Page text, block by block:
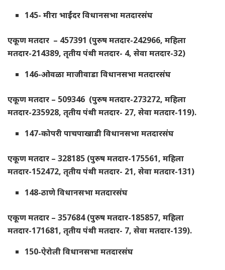
145- मीरा भाईंदर विधानसभा मतदारसंघ
एकूण मतदार – 457391 (पुरुष मतदार-242966, महिला
मतदार-214389, तृतीय पंथी मतदार- 4, सेवा मतदार-32)
146-ओवळा माजीवाडा विधानसभा मतदारसंघ
एकूण मतदार – 509346 (पुरुष मतदार-273272, महिला
मतदार-235928, तृतीय पंथी मतदार- 27, सेवा मतदार-119).
147-कोपरी पाचपाखाडी विधानसभा मतदारसंघ
एकूण मतदार – 328185 (पुरुष मतदार-175561, महिला
मतदार-152472, तृतीय पंथी मतदार- 21, सेवा मतदार-131)
148-ठाणे विधानसभा मतदारसंघ
एकूण मतदार – 357684 (पुरुष मतदार-185857, महिला
मतदार-171681, तृतीय पंथी मतदार- 7, सेवा मतदार-139).
150-ऐरोली विधानसभा मतदारसंघ